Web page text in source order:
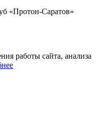
«Протон-Саратов»
работы сайта, анализа